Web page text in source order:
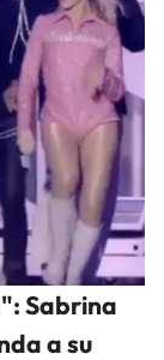
Sabrina
a su